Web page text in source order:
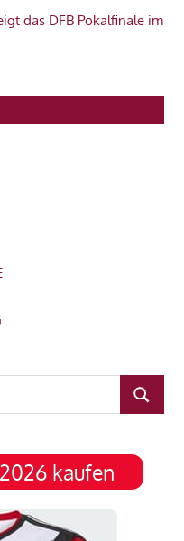
das DFB Pokalfinale im
SUCHEN
kaufen